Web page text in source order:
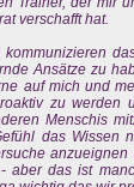
verschafft hat.
Ansätze zu
auf mich und
zu werden
Menschis
das Wissen
anzueignen
aber das ist